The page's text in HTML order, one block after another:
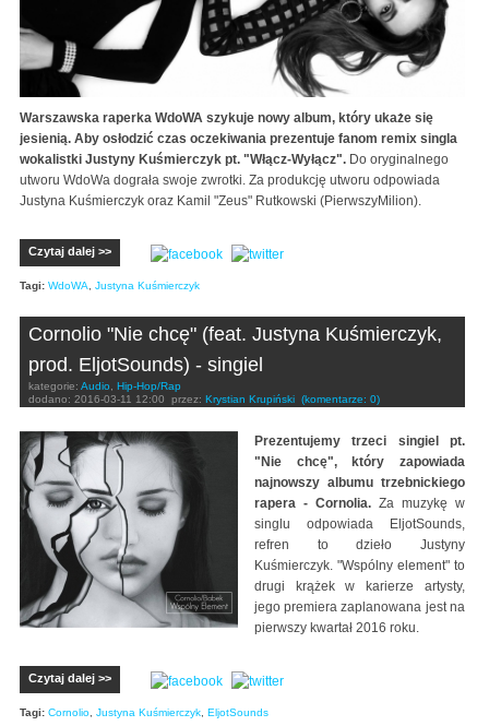
Warszawska raperka WdoWA szykuje nowy album, który ukaże się
jesienią. Aby osłodzić czas oczekiwania prezentuje fanom remix singla
wokalistki Justyny Kuśmierczyk pt. "Włącz-Wyłącz". Do oryginalnego
utworu WdoWa dograła swoje zwrotki. Za produkcję utworu odpowiada
Justyna Kuśmierczyk oraz Kamil "Zeus" Rutkowski (PierwszyMilion).
Czytaj dalej >>
Tagi: WdoWA Justyna Kuśmierczyk
Cornolio "Nie chcę" (feat. Justyna Kuśmierczyk,
prod. EljotSounds) - singiel
kategorie: Audio
Hip-Hop/Rap
dodano: 2016-03-11 12:00 przez: Krystian Krupiński (komentarze: 0)
Prezentujemy trzeci singiel pt.
"Nie chcę", który zapowiada
najnowszy albumu trzebnickiego
rapera - Cornolia.Za muzykę w
singlu odpowiada EljotSounds,
refren to dzieło Justyny
Kuśmierczyk. "Wspólny element" to
drugi krążek w karierze artysty,
jego premiera zaplanowana jest na
pierwszy kwartał 2016 roku.
Czytaj dalej >>
Tagi: Cornolio Justyna Kuśmierczyk EljotSounds